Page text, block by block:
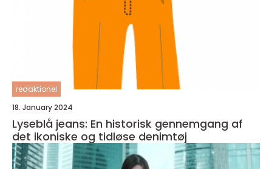
redaktionel
18. January 2024
Lyseblå jeans: En historisk gennemgang af
det ikoniske og tidløse denimtøj